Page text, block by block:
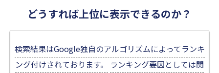
どうすれば上位に表示できるのか？
検索結果はGoogle独自のアルゴリズムによってランキ
ング付けされております。
ランキング要因としては関